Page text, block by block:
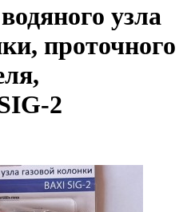
узла
проточного
2